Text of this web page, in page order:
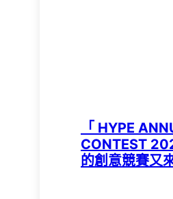
「 HYPE
CONTEST
的創意競賽又